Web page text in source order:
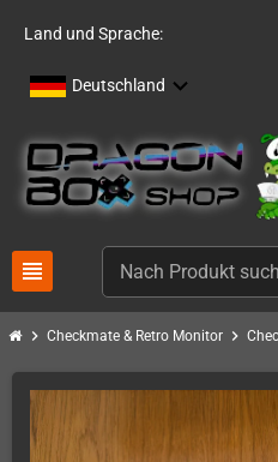
Land und Sprache:
Deutschland
view_headline
chevron_right Checkmate & Retro Monitor chevron_right